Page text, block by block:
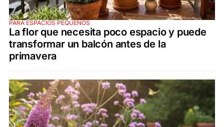
PARA ESPACIOS PEQUEÑOS
La flor que necesita poco espacio y puede
transformar un balcón antes de la
primavera